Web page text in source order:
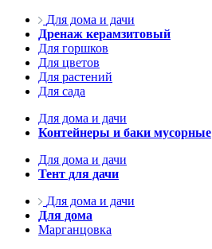
Для дома и дачи
Дренаж керамзитовый
Для горшков
Для цветов
Для растений
Для сада
Для дома и дачи
Контейнеры и баки мусорные
Для дома и дачи
Тент для дачи
Для дома и дачи
Для дома
Марганцовка